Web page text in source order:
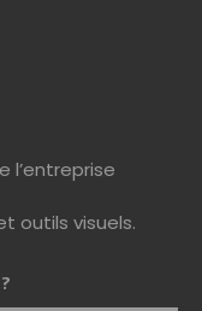
l’entreprise
outils visuels.